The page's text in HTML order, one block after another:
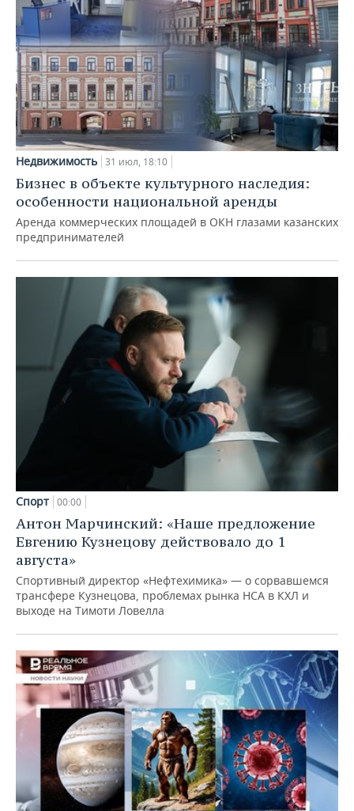
Недвижимость 31 июл, 18:10
Бизнес в объекте культурного наследия:
особенности национальной аренды
Аренда коммерческих площадей в ОКН глазами казанских
предпринимателей
Спорт 00:00
Антон Марчинский: «Наше предложение
Евгению Кузнецову действовало до 1
августа»
Спортивный директор «Нефтехимика» — о сорвавшемся
трансфере Кузнецова, проблемах рынка НСА в КХЛ и
выходе на Тимоти Ловелла